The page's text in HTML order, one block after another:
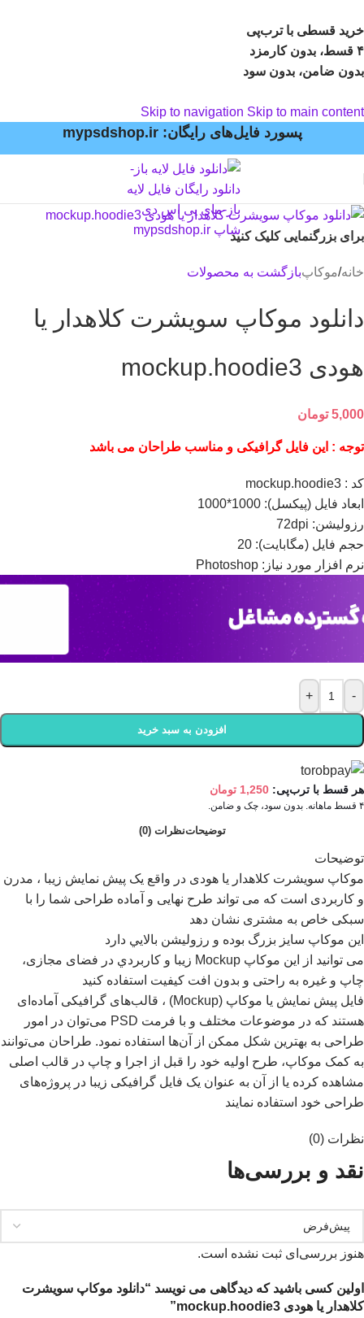
خرید قسطی با ترب‌پی
۴ قسط، بدون کارمزد
بدون ضامن، بدون سود
Skip to navigation Skip to main content
پسورد فایل‌های رایگان: mypsdshop.ir
برای بزرگنمایی کلیک کنید
خانه/موکاپبازگشت به محصولات
دانلود موکاپ سویشرت کلاهدار یا
هودی mockup.hoodie3
5,000 تومان
توجه : این فایل گرافیکی و مناسب طراحان می باشد
کد : mockup.hoodie3
ابعاد فايل (پيکسل): 1000*1000
رزوليشن: 72dpi
حجم فايل (مگابايت): 20
نرم افزار مورد نياز: Photoshop
-
+
افزودن به سبد خرید
هر قسط با ترب‌پی: 1,250 تومان
۴ قسط ماهانه. بدون سود، چک و ضامن.
توضیحاتنظرات (0)
توضیحات
موکاپ سویشرت کلاهدار یا هودی در واقع يک پيش نمايش زيبا ، مدرن
و کاربردی است که می تواند طرح نهايی و آماده طراحی شما را با
سبکی خاص به مشتری نشان دهد
اين موکاپ سايز بزرگ بوده و رزوليشن بالايي دارد
می توانيد از اين موکاپ Mockup زيبا و کاربردي در فضای مجازی،
چاپ و غيره به راحتی و بدون افت کيفيت استفاده کنيد
فایل پیش نمایش یا موکاپ (Mockup) ، قالب‌های گرافیکی آماده‌ای
هستند که در موضوعات مختلف و با فرمت PSD می‌توان در امور
طراحی به بهترین شکل ممکن از آن‌ها استفاده نمود. طراحان می‌توانند
به کمک موکاپ، طرح اولیه خود را قبل از اجرا و چاپ در قالب اصلی
مشاهده کرده یا از آن به عنوان یک فایل گرافیکی زیبا در پروژه‌های
طراحی خود استفاده نمایند
نظرات (0)
نقد و بررسی‌ها
هنوز بررسی‌ای ثبت نشده است.
اولین کسی باشید که دیدگاهی می نویسد “دانلود موکاپ سویشرت
کلاهدار یا هودی mockup.hoodie3”